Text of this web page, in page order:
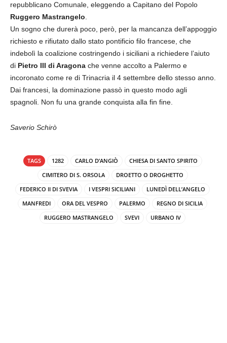
repubblicano Comunale, eleggendo a Capitano del Popolo
Ruggero Mastrangelo
Un sogno che durerà poco, però, per la mancanza dell’appoggio
richiesto e rifiutato dallo stato pontificio filo francese, che
indebolì la coalizione costringendo i siciliani a richiedere l’aiuto
di Pietro III di Aragona che venne accolto a Palermo e
incoronato come re di Trinacria il 4 settembre dello stesso anno.
Dai francesi, la dominazione passò in questo modo agli
spagnoli. Non fu una grande conquista alla fin fine.
Saverio Schirò
TAGS 1282 CARLO D’ANGIÒ
CHIESA DI SANTO SPIRITO
CIMITERO DI S. ORSOLA
DROETTO O DROGHETTO
FEDERICO II DI SVEVIA
I VESPRI SICILIANI
LUNEDÌ DELL’ANGELO
MANFREDI
ORA DEL VESPRO PALERMO
REGNO DI SICILIA
RUGGERO MASTRANGELO
SVEVI URBANO IV